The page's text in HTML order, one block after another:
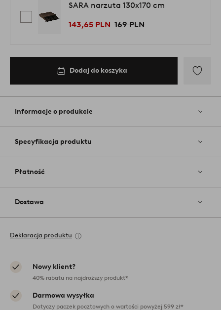
SARA narzuta 130x170 cm
143,65 PLN 169 PLN
Dodaj do koszyka
do
Informacje o produkcie
Specyfikacja produktu
Płatność
Dostawa
Deklaracja produktu
Nowy klient?
40% rabatu na najdroższy produkt*
Darmowa wysyłka
Dotyczy paczek pocztowych o wartości powyżej 599 zł*